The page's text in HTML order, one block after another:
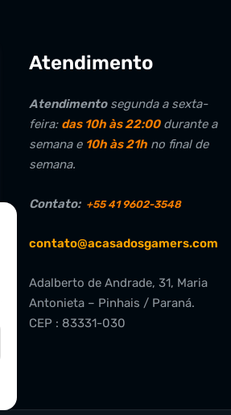
Atendimento
Atendimentosegunda a sexta-
feira: das 10h às 22:00durante a
semana e 10h às 21hno final de
semana.
Contato: +55 41 9602-3548
contato@acasadosgamers.com
Adalberto de Andrade, 31, Maria
Antonieta – Pinhais / Paraná.
CEP : 83331-030